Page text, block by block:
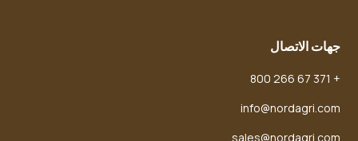
جهات الاتصال
+ 371 67 266 800
info@nordagri.com
sales@nordagri.com